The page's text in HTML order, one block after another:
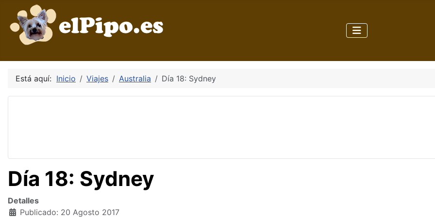
Está aquí: Inicio Viajes Australia Día 18: Sydney
Día 18: Sydney
Detalles
Publicado: 20 Agosto 2017